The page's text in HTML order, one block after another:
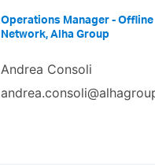
Operations Manager - Offline
Network, Alha Group
Andrea Consoli